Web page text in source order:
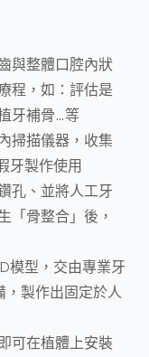
與整體口腔內狀
程，如：評估是
牙補骨…等
掃描儀器，收集
牙製作使用
孔、並將人工牙
「骨整合」後，
模型，交由專業牙
製作出固定於人
可在植體上安裝